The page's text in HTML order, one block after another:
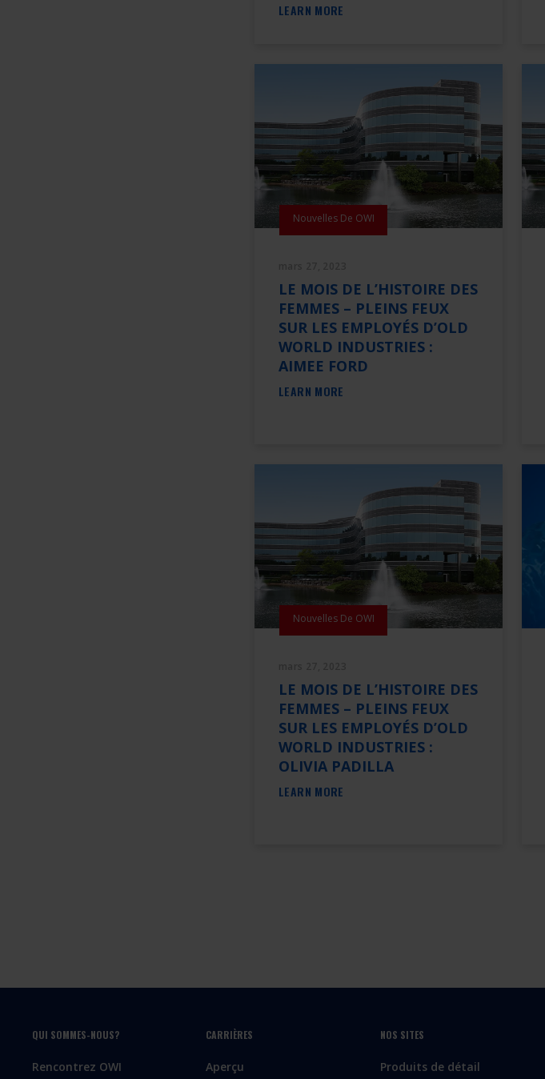
LEARN MORE
Nouvelles De OWI
LE MOIS DE L’HISTOIRE DES
FEMMES – PLEINS FEUX
SUR LES EMPLOYÉS D’OLD
WORLD INDUSTRIES :
AIMEE FORD
LEARN MORE
Nouvelles De OWI
LE MOIS DE L’HISTOIRE DES
FEMMES – PLEINS FEUX
SUR LES EMPLOYÉS D’OLD
WORLD INDUSTRIES :
OLIVIA PADILLA
LEARN MORE
QUI SOMMES-NOUS?
Rencontrez OWI
CARRIÈRES
Aperçu
NOS SITES
Produits de détail